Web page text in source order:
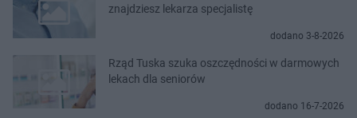
znajdziesz lekarza specjalistę
dodano 3-8-2026
Rząd Tuska szuka oszczędności w darmowych
lekach dla seniorów
dodano 16-7-2026